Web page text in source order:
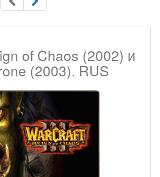
of Chaos (2002) и
(2003). RUS